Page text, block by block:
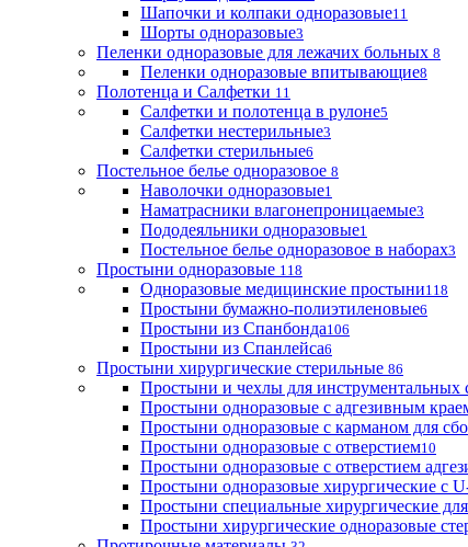
Шапочки и колпаки одноразовые11
Шорты одноразовые3
Пеленки одноразовые для лежачих больных 8
Пеленки одноразовые впитывающие8
Полотенца и Салфетки 11
Салфетки и полотенца в рулоне5
Салфетки нестерильные3
Салфетки стерильные6
Постельное белье одноразовое 8
Наволочки одноразовые1
Наматрасники влагонепроницаемые3
Пододеяльники одноразовые1
Постельное белье одноразовое в наборах3
Простыни одноразовые 118
Одноразовые медицинские простыни118
Простыни бумажно-полиэтиленовые6
Простыни из Спанбонда106
Простыни из Спанлейса6
Простыни хирургические стерильные 86
Простыни и чехлы для инструментальных
Простыни одноразовые с адгезивным
Простыни одноразовые с карманом для
Простыни одноразовые с отверстием10
Простыни одноразовые с отверстием
Простыни одноразовые хирургические с
Простыни специальные хирургические
Простыни хирургические одноразовые